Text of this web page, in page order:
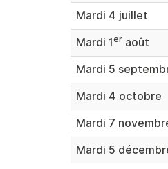
Mardi 4 juillet
Mardi 1er août
Mardi 5
Mardi 4 octobre
Mardi 7
Mardi 5